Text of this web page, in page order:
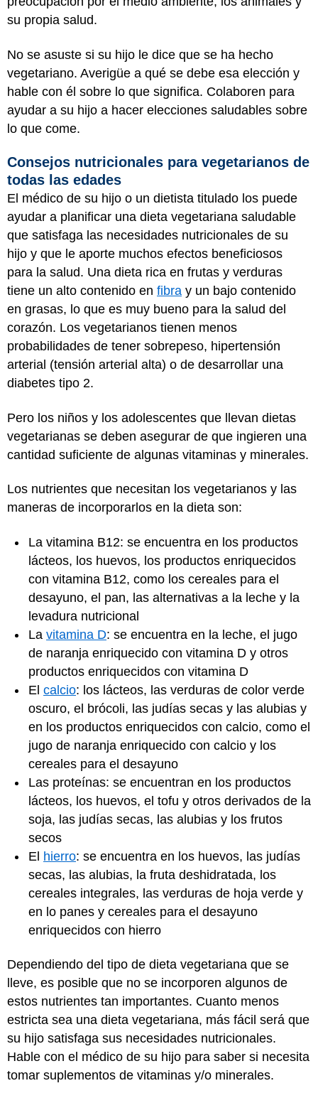
su propia salud.
No se asuste si su hijo le dice que se ha hecho
vegetariano. Averigüe a qué se debe esa elección y
hable con él sobre lo que significa. Colaboren para
ayudar a su hijo a hacer elecciones saludables sobre
lo que come.
Consejos nutricionales para vegetarianos de
todas las edades
El médico de su hijo o un dietista titulado los puede
ayudar a planificar una dieta vegetariana saludable
que satisfaga las necesidades nutricionales de su
hijo y que le aporte muchos efectos beneficiosos
para la salud. Una dieta rica en frutas y verduras
tiene un alto contenido en fibra y un bajo contenido
en grasas, lo que es muy bueno para la salud del
corazón. Los vegetarianos tienen menos
probabilidades de tener sobrepeso, hipertensión
arterial (tensión arterial alta) o de desarrollar una
diabetes tipo 2.
Pero los niños y los adolescentes que llevan dietas
vegetarianas se deben asegurar de que ingieren una
cantidad suficiente de algunas vitaminas y minerales.
Los nutrientes que necesitan los vegetarianos y las
maneras de incorporarlos en la dieta son:
La vitamina B12: se encuentra en los productos
lácteos, los huevos, los productos enriquecidos
con vitamina B12, como los cereales para el
desayuno, el pan, las alternativas a la leche y la
levadura nutricional
La vitamina D: se encuentra en la leche, el jugo
de naranja enriquecido con vitamina D y otros
productos enriquecidos con vitamina D
El calcio: los lácteos, las verduras de color verde
oscuro, el brócoli, las judías secas y las alubias y
en los productos enriquecidos con calcio, como el
jugo de naranja enriquecido con calcio y los
cereales para el desayuno
Las proteínas: se encuentran en los productos
lácteos, los huevos, el tofu y otros derivados de la
soja, las judías secas, las alubias y los frutos
secos
El hierro: se encuentra en los huevos, las judías
secas, las alubias, la fruta deshidratada, los
cereales integrales, las verduras de hoja verde y
en lo panes y cereales para el desayuno
enriquecidos con hierro
Dependiendo del tipo de dieta vegetariana que se
lleve, es posible que no se incorporen algunos de
estos nutrientes tan importantes. Cuanto menos
estricta sea una dieta vegetariana, más fácil será que
su hijo satisfaga sus necesidades nutricionales.
Hable con el médico de su hijo para saber si necesita
tomar suplementos de vitaminas y/o minerales.